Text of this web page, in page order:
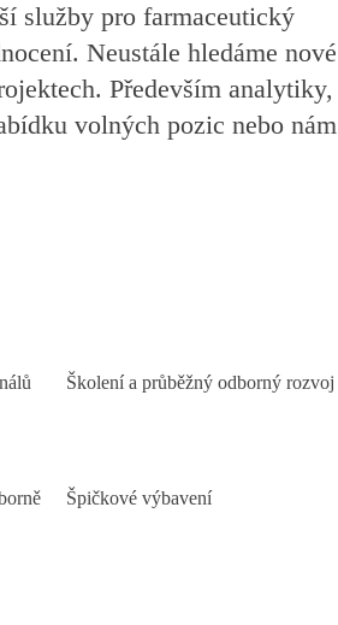
služby pro farmaceutický
Neustále hledáme nové
Především analytiky,
volných pozic nebo nám
Školení a průběžný odborný rozvoj
Špičkové výbavení